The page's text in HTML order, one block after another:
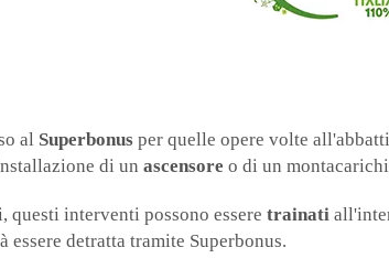
al Superbonus per quelle opere volte
di un ascensore o di un
questi interventi possono essere trainati
essere detratta tramite Superbonus.